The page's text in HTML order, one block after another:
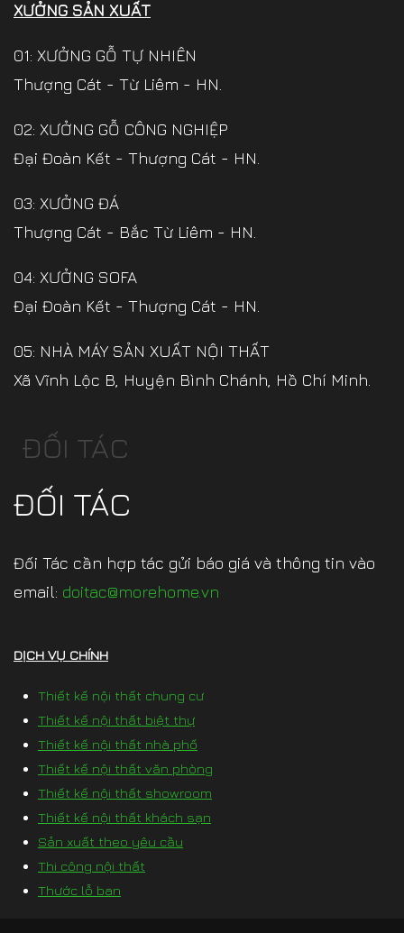
XƯỞNG SẢN XUẤT
01: XƯỞNG GỖ TỰ NHIÊN
Thượng Cát - Từ Liêm - HN.
02: XƯỞNG GỖ CÔNG NGHIỆP
Đại Đoàn Kết - Thượng Cát - HN.
03: XƯỞNG ĐÁ
Thượng Cát - Bắc Từ Liêm - HN.
04: XƯỞNG SOFA
Đại Đoàn Kết - Thượng Cát - HN.
05: NHÀ MÁY SẢN XUẤT NỘI THẤT
Xã Vĩnh Lộc B, Huyện Bình Chánh, Hồ Chí Minh.
ĐỐI TÁC
ĐỐI TÁC
Đối Tác cần hợp tác gửi báo giá và thông tin vào
email: doitac@morehome.vn
DỊCH VỤ CHÍNH
Thiết kế nội thất chung cư
Thiết kế nội thất biệt thự
Thiết kế nội thất nhà phố
Thiết kế nội thất văn phòng
Thiết kế nội thất showroom
Thiết kế nội thất khách sạn
Sản xuất theo yêu cầu
Thi công nội thất
Thước lỗ ban